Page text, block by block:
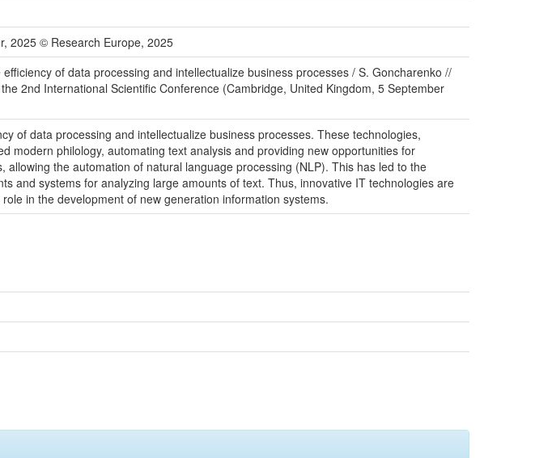
2025 © Research Europe, 2025
of data processing and intellectualize business processes / S. Goncharenko //
2nd International Scientific Conference (Cambridge, United Kingdom, 5 September
of data processing and intellectualize business processes. These technologies,
modern philology, automating text analysis and providing new opportunities for
the automation of natural language processing (NLP). This has led to the
and systems for analyzing large amounts of text. Thus, innovative IT technologies are
in the development of new generation information systems.